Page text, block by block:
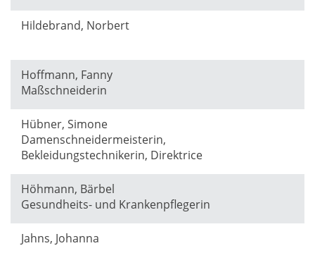
Hildebrand, Norbert
Hoffmann, Fanny
Maßschneiderin
Hübner, Simone
Damenschneidermeisterin,
Bekleidungstechnikerin, Direktrice
Höhmann, Bärbel
Gesundheits- und Krankenpflegerin
Jahns, Johanna